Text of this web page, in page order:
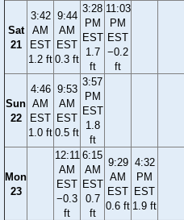
Sat
21
3:42
AM
EST
1.2 ft
9:44
AM
EST
0.3 ft
3:28
PM
EST
1.7
ft
11:03
PM
EST
−0.2
ft
Sun
22
4:46
AM
EST
1.0 ft
9:53
AM
EST
0.5 ft
3:57
PM
EST
1.8
ft
Mon
23
12:11
AM
EST
−0.3
ft
6:15
AM
EST
0.7
ft
9:29
AM
EST
0.6 ft
4:32
PM
EST
1.9 ft